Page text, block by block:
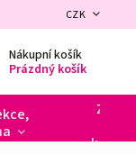
CZK
Nákupní košík
Prázdný košík